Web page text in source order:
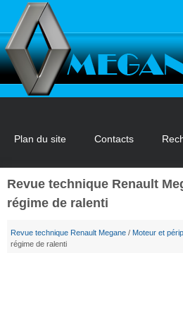
Plan du site Contacts
Revue technique Renault
régime de ralenti
Revue technique Renault Megane / Moteur et
régime de ralenti